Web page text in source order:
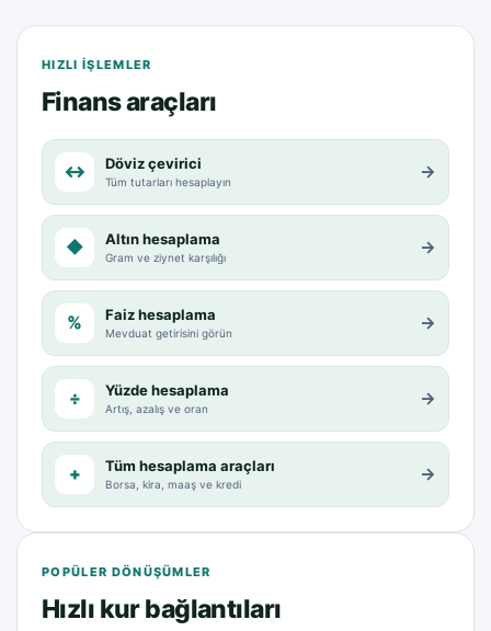
HIZLI IŞLEMLER
Finans araçları
↔ Döviz çevirici
Tüm tutarları hesaplayın →
◆ Altın hesaplama
Gram ve ziynet karşılığı →
% Faiz hesaplama
Mevduat getirisini görün →
÷ Yüzde hesaplama
Artış, azalış ve oran →
+ Tüm hesaplama araçları
Borsa, kira, maaş ve kredi →
POPÜLER DÖNÜŞÜMLER
Hızlı kur bağlantıları